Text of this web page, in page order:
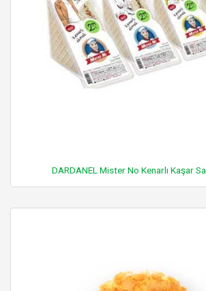
DARDANEL Mister No Kenarlı Kaşar